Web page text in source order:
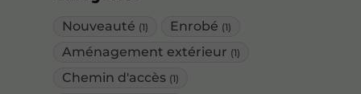
Nouveauté (1) Enrobé (1)
Aménagement extérieur (1)
Chemin d'accès (1)
extérieurs harmonieux et durables.